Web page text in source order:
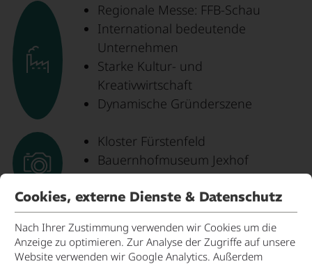
Regionale Messe: FFB-Schau
International bedeutende
Unternehmen
Starke Kultur- und
Kreativwirtschaft
Dynamische Gründerszene
Kloster Fürstenfeld
Bauernhofmuseum Jexhof
Mühlenmuseum Furthmühle
Cookies, externe Dienste & Datenschutz
Nach Ihrer Zustimmung verwenden wir Cookies um die
Anzeige zu optimieren. Zur Analyse der Zugriffe auf unsere
Website verwenden wir Google Analytics. Außerdem